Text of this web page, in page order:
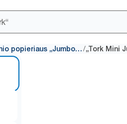
Tualetinio popieriaus „Jumbo“ dozatoriai/